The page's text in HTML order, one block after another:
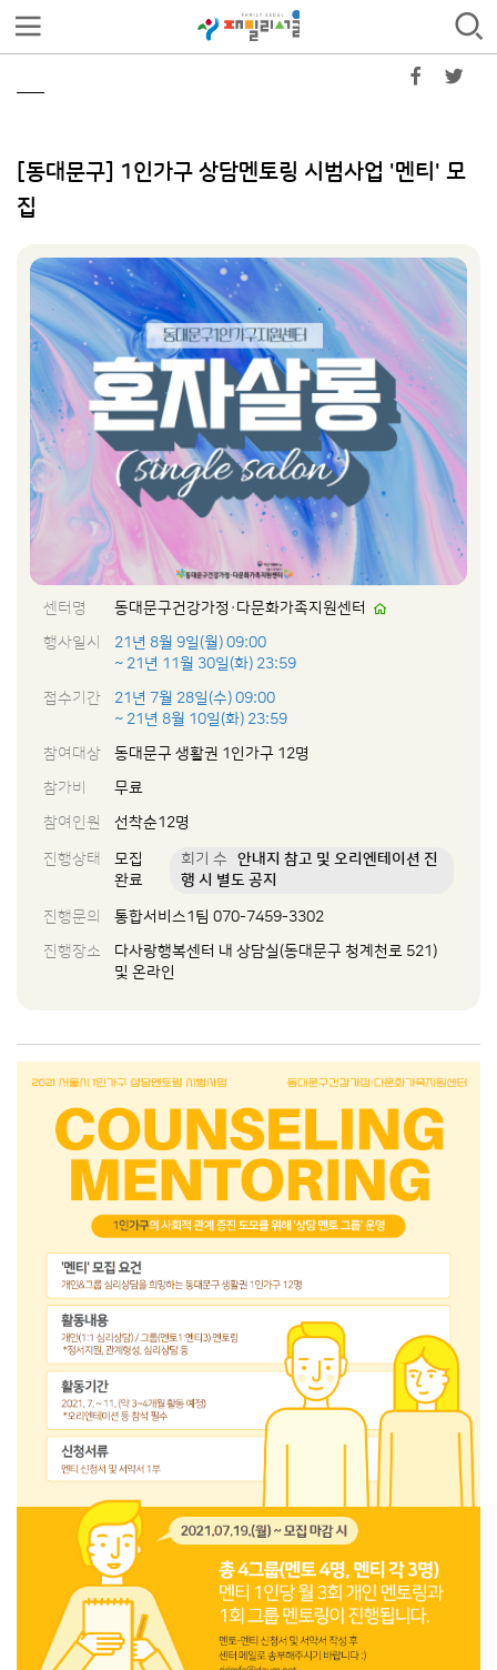
[동대문구] 1인가구 상담멘토링 시범사업 '멘티' 모
집
센터명
동대문구건강가정·다문화가족지원센터
행사일시
21년 8월 9일(월) 09:00
~ 21년 11월 30일(화) 23:59
접수기간
21년 7월 28일(수) 09:00
~ 21년 8월 10일(화) 23:59
참여대상
동대문구 생활권 1인가구 12명
참가비
무료
참여인원
선착순12명
진행상태
모집
완료
회기 수
안내지 참고 및 오리엔테이션 진
행 시 별도 공지
진행문의
통합서비스1팀 070-7459-3302
진행장소
다사랑행복센터 내 상담실(동대문구 청계천로 521)
및 온라인